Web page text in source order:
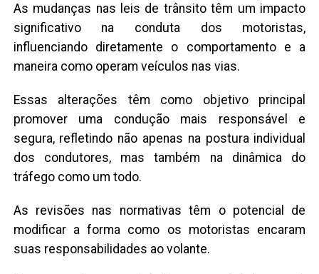
As mudanças nas leis de trânsito têm um impacto
significativo na conduta dos motoristas,
influenciando diretamente o comportamento e a
maneira como operam veículos nas vias.
Essas alterações têm como objetivo principal
promover uma condução mais responsável e
segura, refletindo não apenas na postura individual
dos condutores, mas também na dinâmica do
tráfego como um todo.
As revisões nas normativas têm o potencial de
modificar a forma como os motoristas encaram
suas responsabilidades ao volante.